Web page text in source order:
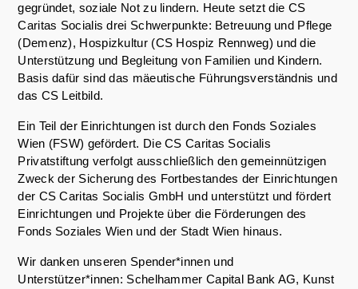
gegründet, soziale Not zu lindern. Heute setzt die CS
Caritas Socialis drei Schwerpunkte: Betreuung und Pflege
(Demenz), Hospizkultur (CS Hospiz Rennweg) und die
Unterstützung und Begleitung von Familien und Kindern.
Basis dafür sind das mäeutische Führungsverständnis und
das CS Leitbild.
Ein Teil der Einrichtungen ist durch den Fonds Soziales
Wien (FSW) gefördert. Die CS Caritas Socialis
Privatstiftung verfolgt ausschließlich den gemeinnützigen
Zweck der Sicherung des Fortbestandes der Einrichtungen
der CS Caritas Socialis GmbH und unterstützt und fördert
Einrichtungen und Projekte über die Förderungen des
Fonds Soziales Wien und der Stadt Wien hinaus.
Wir danken unseren Spender*innen und
Unterstützer*innen: Schelhammer Capital Bank AG, Kunst